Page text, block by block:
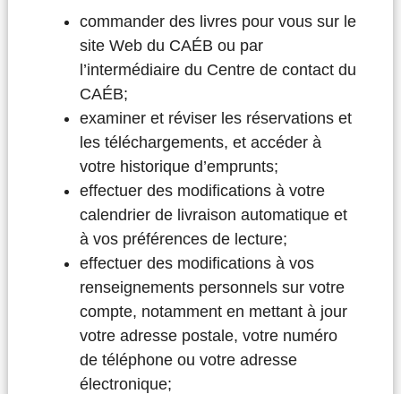
commander des livres pour vous sur le
site Web du CAÉB ou par
l’intermédiaire du Centre de contact du
CAÉB;
examiner et réviser les réservations et
les téléchargements, et accéder à
votre historique d’emprunts;
effectuer des modifications à votre
calendrier de livraison automatique et
à vos préférences de lecture;
effectuer des modifications à vos
renseignements personnels sur votre
compte, notamment en mettant à jour
votre adresse postale, votre numéro
de téléphone ou votre adresse
électronique;